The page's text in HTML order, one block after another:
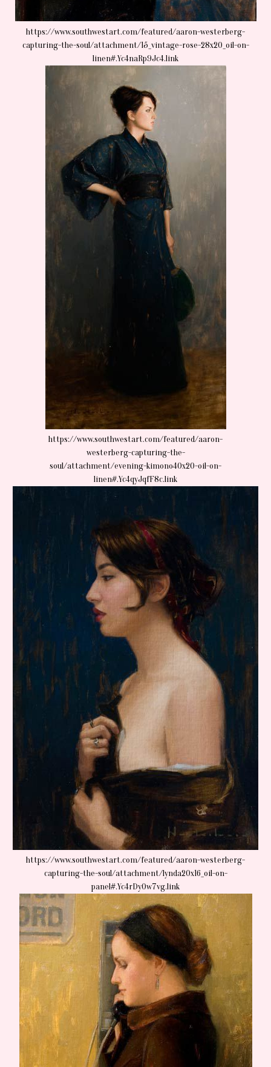
https://www.southwestart.com/featured/aaron-westerberg-
capturing-the-soul/attachment/15_vintage-rose-28x20_oil-on-
linen#.Yc4naRp9Jc4.link
https://www.southwestart.com/featured/aaron-
westerberg-capturing-the-
soul/attachment/evening-kimono40x20-oil-on-
linen#.Yc4qyJqfF8c.link
https://www.southwestart.com/featured/aaron-westerberg-
capturing-the-soul/attachment/lynda20x16_oil-on-
panel#.Yc4rDy0w7vg.link